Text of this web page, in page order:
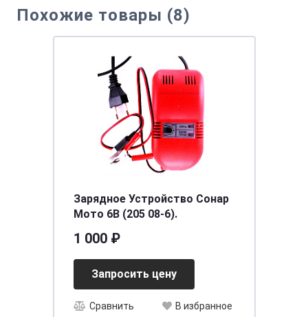
Похожие товары (8)
Зарядное Устройство Сонар
Мото 6В (205 08-6).
1 000 ₽
Запросить цену
Сравнить В избранное